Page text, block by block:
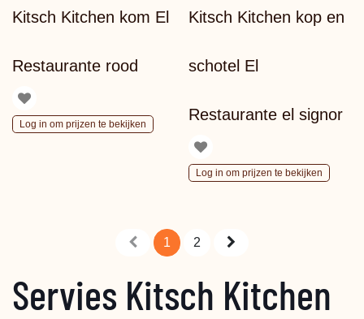
Kitsch Kitchen kom El
Restaurante rood
Log in om prijzen te bekijken
Kitsch Kitchen kop en
schotel El
Restaurante el signor
Log in om prijzen te bekijken
1 2
Servies Kitsch Kitchen